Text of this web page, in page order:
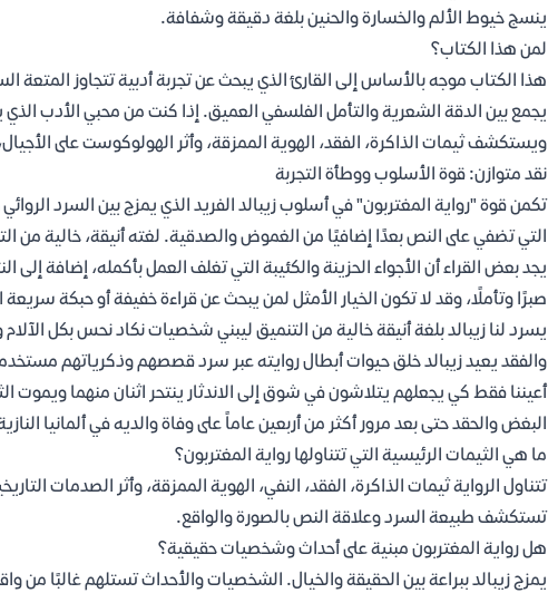
ينسج خيوط الألم والخسارة والحنين بلغة دقيقة وشفافة.
لمن هذا الكتاب؟
هذا الكتاب موجه بالأساس إلى القارئ الذي يبحث عن تجربة أدبية تتجاوز المتعة
يجمع بين الدقة الشعرية والتأمل الفلسفي العميق. إذا كنت من محبي الأدب الذي
ويستكشف ثيمات الذاكرة، الفقد، الهوية الممزقة، وأثر الهولوكوست على
نقد متوازن: قوة الأسلوب ووطأة التجربة
تكمن قوة "رواية المغتربون" في أسلوب زيبالد الفريد الذي يمزج بين السرد
التي تضفي على النص بعدًا إضافيًا من الغموض والصدقية. لغته أنيقة، خالية من
يجد بعض القراء أن الأجواء الحزينة والكئيبة التي تغلف العمل بأكمله، إضافة
صبرًا وتأملًا، وقد لا تكون الخيار الأمثل لمن يبحث عن قراءة خفيفة أو حبكة سريعة
يسرد لنا زيبالد بلغة أنيقة خالية من التنميق ليبني شخصيات نكاد نحس بكل
والفقد يعيد زيبالد خلق حيوات أبطال روايته عبر سرد قصصهم وذكرياتهم
أعيننا فقط كي يجعلهم يتلاشون في شوق إلى الاندثار ينتحر اثنان منهما ويموت
البغض والحقد حتى بعد مرور أكثر من أربعين عاماً على وفاة والديه في ألمانيا
ما هي الثيمات الرئيسية التي تتناولها رواية المغتربون؟
تتناول الرواية ثيمات الذاكرة، الفقد، النفي، الهوية الممزقة، وأثر الصدمات
تستكشف طبيعة السرد وعلاقة النص بالصورة والواقع.
هل رواية المغتربون مبنية على أحداث وشخصيات حقيقية؟
يمزج زيبالد ببراعة بين الحقيقة والخيال. الشخصيات والأحداث تستلهم غالبًا